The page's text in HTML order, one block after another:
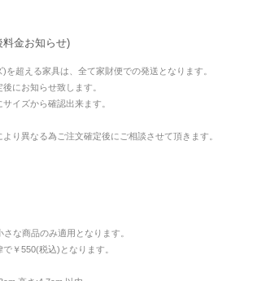
料金お知らせ)
を超える家具は、全て家財便での発送となります。
にお知らせ致します。
イズから確認出来ます。
より異なる為ご注文確定後にご相談させて頂きます。
な商品のみ適用となります。
￥550(税込)となります。